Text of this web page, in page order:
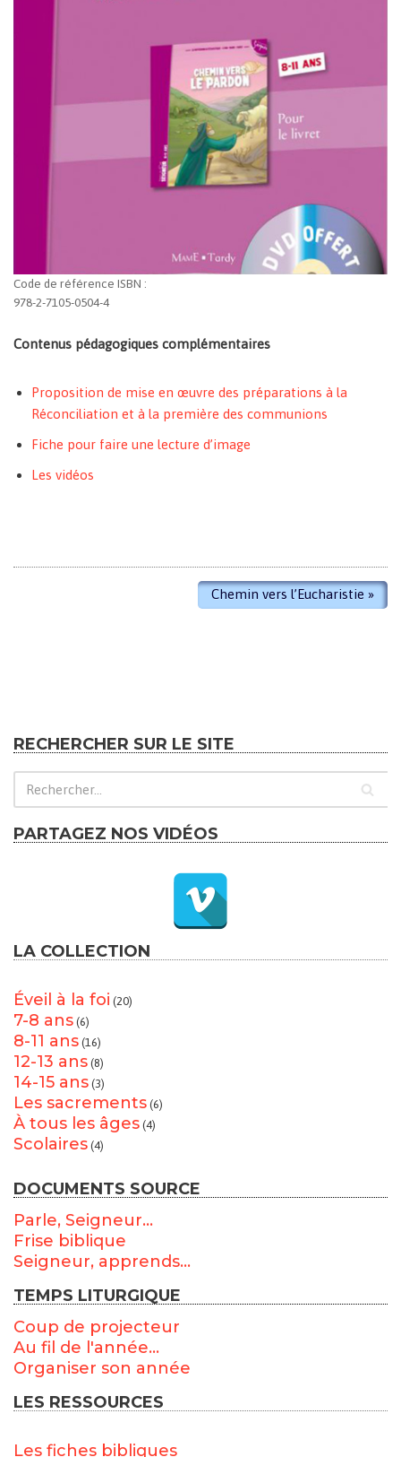
Code de référence ISBN :
978-2-7105-0504-4
Contenus pédagogiques complémentaires
Proposition de mise en œuvre des préparations à la
Réconciliation et à la première des communions
Fiche pour faire une lecture d’image
Les vidéos
Chemin vers l’Eucharistie »
RECHERCHER SUR LE SITE
PARTAGEZ NOS VIDÉOS
LA COLLECTION
Éveil à la foi (20)
7-8 ans (6)
8-11 ans (16)
12-13 ans (8)
14-15 ans (3)
Les sacrements (6)
À tous les âges (4)
Scolaires (4)
DOCUMENTS SOURCE
Parle, Seigneur...
Frise biblique
Seigneur, apprends...
TEMPS LITURGIQUE
Coup de projecteur
Au fil de l'année...
Organiser son année
LES RESSOURCES
Les fiches bibliques